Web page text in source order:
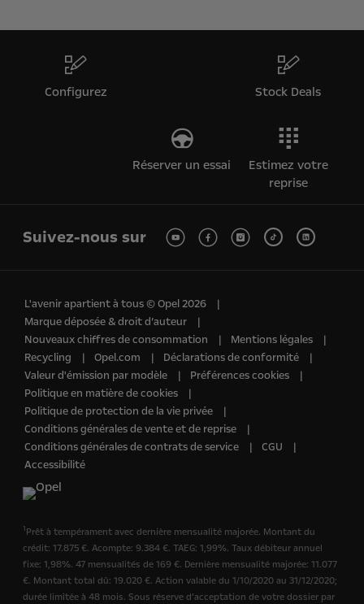
Configurez Stock Deals
Réserver un essai
Estimez votre
reprise
Suivez-nous sur
L'avenir apartient à tous © Opel 2026
Marque déposée & droit d’auteur
Nouveaux chiffres de consommation
Mentions légales
Recycling
Opel.com
Déclarations de conformité
Valeur d'émission par modèle
Préférences cookies
Politique en matière de cookies
Politique de protection de la vie privée
Conditions générales de vente et de reprise
Conditions générales de contrats de service
CGU
Accessibilité
1Prêt à tempérament avec dernière mensualité majorée. Montant du
crédit: 17.875 €. Acompte: 9.384 €. TAEG: 1,99%. Taux débiteur annuel
fixe: 1,98%. 47 mensualités de 169 €. Dernière mensualité majorée: 11.077
€. Montant total dû: 19.020 €. Action valable du 1/10/2020 au 31/12/2020;
durée limitée à 48 mois. Sous réserve d‘acceptation de votre dossier par